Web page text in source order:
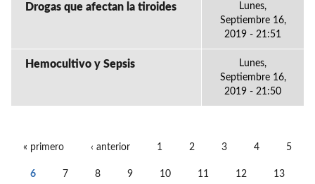
Drogas que afectan la tiroides
Lunes,
Septiembre 16,
2019 - 21:51
Hemocultivo y Sepsis
Lunes,
Septiembre 16,
2019 - 21:50
« primero ‹ anterior 1 2 3 4 5
6 7 8 9 10 11 12 13